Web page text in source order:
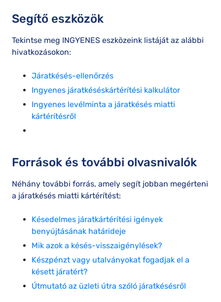
Segítő eszközök
Tekintse meg INGYENES eszközeink listáját az alábbi
hivatkozásokon:
Járatkésés-ellenőrzés
Ingyenes járatkéséskártérítési kalkulátor
Ingyenes levélminta a járatkésés miatti
kártérítésről
Források és további olvasnivalók
Néhány további forrás, amely segít jobban megérteni
a járatkésés miatti kártérítést:
Késedelmes járatkártérítési igények
benyújtásának határideje
Mik azok a késés-visszaigénylések?
Készpénzt vagy utalványokat fogadjak el a
késett járatért?
Útmutató az üzleti útra szóló járatkésésről